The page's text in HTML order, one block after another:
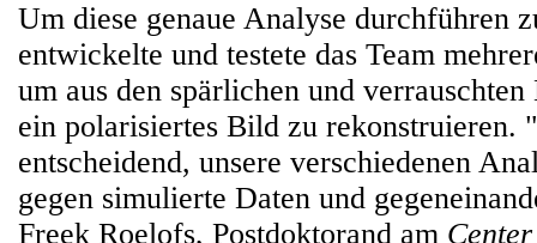
Um diese genaue Analyse durchführen
entwickelte und testete das Team
um aus den spärlichen und
ein polarisiertes Bild zu rekonstruieren.
entscheidend, unsere verschiedenen
gegen simulierte Daten und
Freek Roelofs, Postdoktorand am